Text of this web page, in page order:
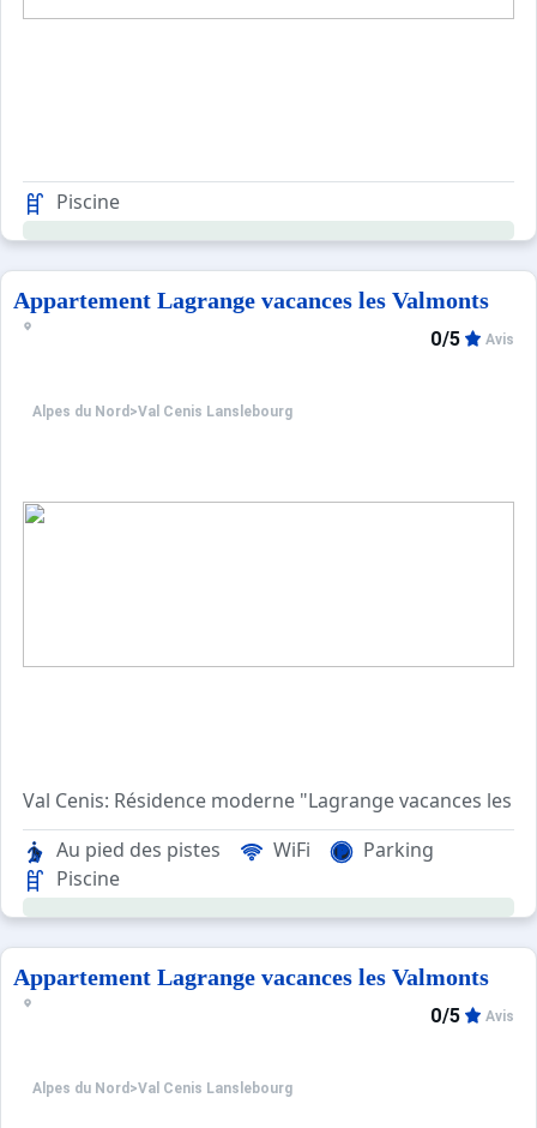
Piscine
Appartement Lagrange vacances les Valmonts
Alpes du Nord >Val Cenis Lanslebourg
0/5 Avis
Val Cenis: Résidence moderne "Lagrange vacances
"38K", apt 3 pièces 50 m2. Aménagement confortable
Au pied des pistes WiFi
Parking
Piscine
Appartement Lagrange vacances les Valmonts
Alpes du Nord >Val Cenis Lanslebourg
0/5 Avis